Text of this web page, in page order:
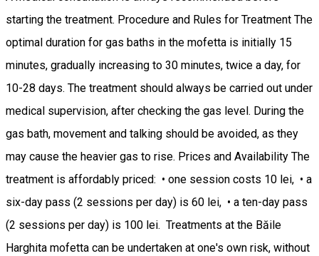
starting the treatment. Procedure and Rules for Treatment The
optimal duration for gas baths in the mofetta is initially 15
minutes, gradually increasing to 30 minutes, twice a day, for
10-28 days. The treatment should always be carried out under
medical supervision, after checking the gas level. During the
gas bath, movement and talking should be avoided, as they
may cause the heavier gas to rise. Prices and Availability The
treatment is affordably priced: • one session costs 10 lei, • a
six-day pass (2 sessions per day) is 60 lei, • a ten-day pass
(2 sessions per day) is 100 lei. Treatments at the Băile
Harghita mofetta can be undertaken at one's own risk, without